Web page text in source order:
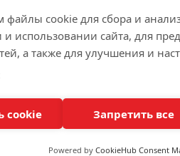
медовым сиропом и
файлы cookie для сбора и
и использовании сайта, для
а также для улучшения и
cookie Запретить все
Powered by CookieHub Consent